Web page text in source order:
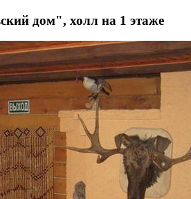
дом", холл на 1 этаже